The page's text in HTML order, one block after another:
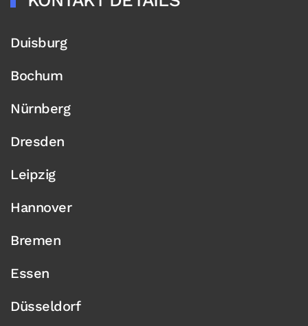
Duisburg
Bochum
Nürnberg
Dresden
Leipzig
Hannover
Bremen
Essen
Düsseldorf